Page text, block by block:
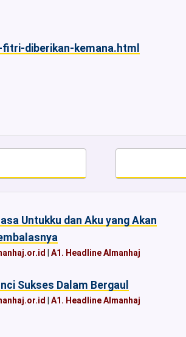
diberikan-kemana.html
Untukku dan Aku yang Akan
A1. Headline Almanhaj
Sukses Dalam Bergaul
A1. Headline Almanhaj